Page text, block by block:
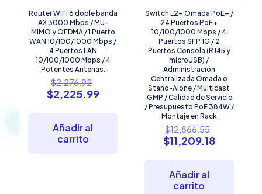
Router WiFi 6 doble banda
AX 3000 Mbps / MU-
MIMO y OFDMA / 1 Puerto
WAN 10/100/1000 Mbps /
4 Puertos LAN
10/100/1000 Mbps / 4
Potentes Antenas.
$2,276.92
precio
original
$2,225.99El
Añadir al
carrito
Switch L2+ Omada PoE+ /
24 Puertos PoE+
10/100/1000 Mbps / 4
Puertos SFP 1G / 2
Puertos Consola (RJ45 y
microUSB) /
Administración
Centralizada Omada o
Stand-Alone / Multicast
IGMP / Calidad de Servicio
/ Presupuesto PoE 384W /
Montaje en Rack
$12,866.55
precio
original
$11,209.18El
Añadir al
carrito